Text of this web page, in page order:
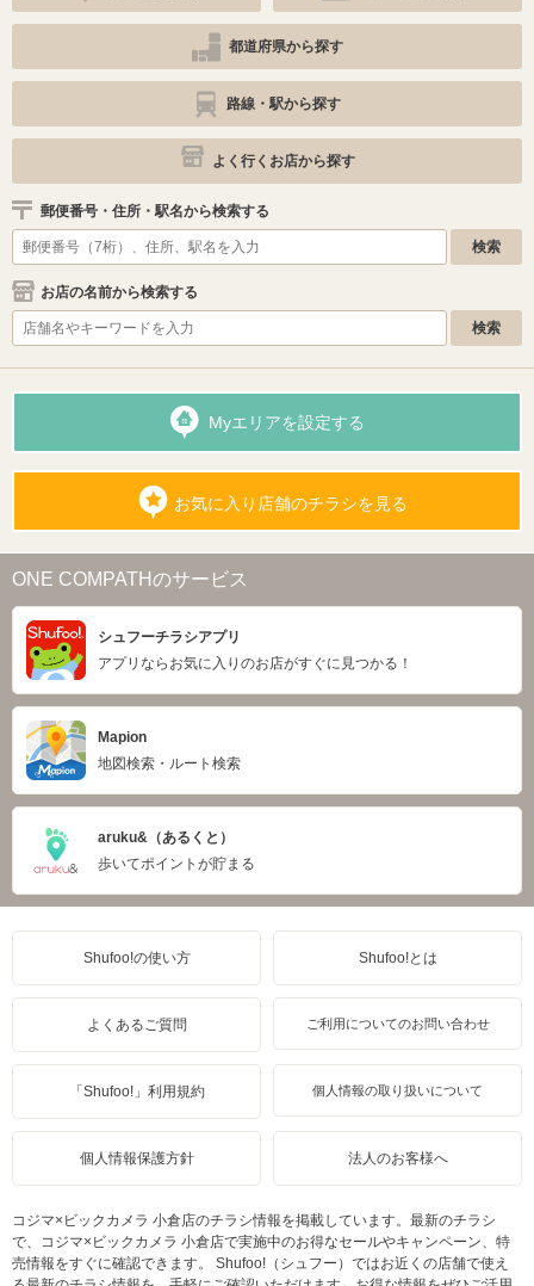
都道府県から探す
路線・駅から探す
よく行くお店から探す
郵便番号・住所・駅名から検索する
お店の名前から検索する
Myエリアを設定する
お気に入り店舗のチラシを見る
ONE COMPATHのサービス
シュフーチラシアプリ
アプリならお気に入りのお店がすぐに見つかる！
Mapion
地図検索・ルート検索
aruku&（あるくと）
歩いてポイントが貯まる
Shufoo!の使い方 Shufoo!とは
よくあるご質問 ご利用についてのお問い合わせ
「Shufoo!」利用規約 個人情報の取り扱いについて
個人情報保護方針 法人のお客様へ
コジマ×ビックカメラ 小倉店のチラシ情報を掲載しています。最新のチラシ
で、コジマ×ビックカメラ 小倉店で実施中のお得なセールやキャンペーン、特
売情報をすぐに確認できます。 Shufoo!（シュフー）ではお近くの店舗で使え